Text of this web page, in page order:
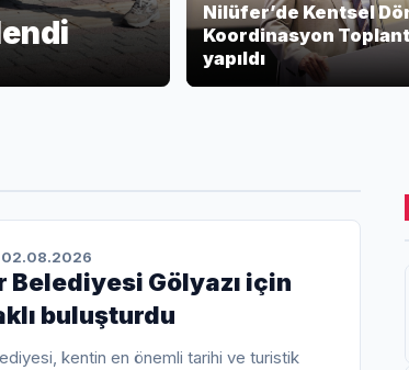
Nilüfer’de Kentsel
Koordinasyon
yapıldı
02.08.2026
Belediyesi Gölyazı için
buluşturdu
kentin en önemli tarihi ve turistik